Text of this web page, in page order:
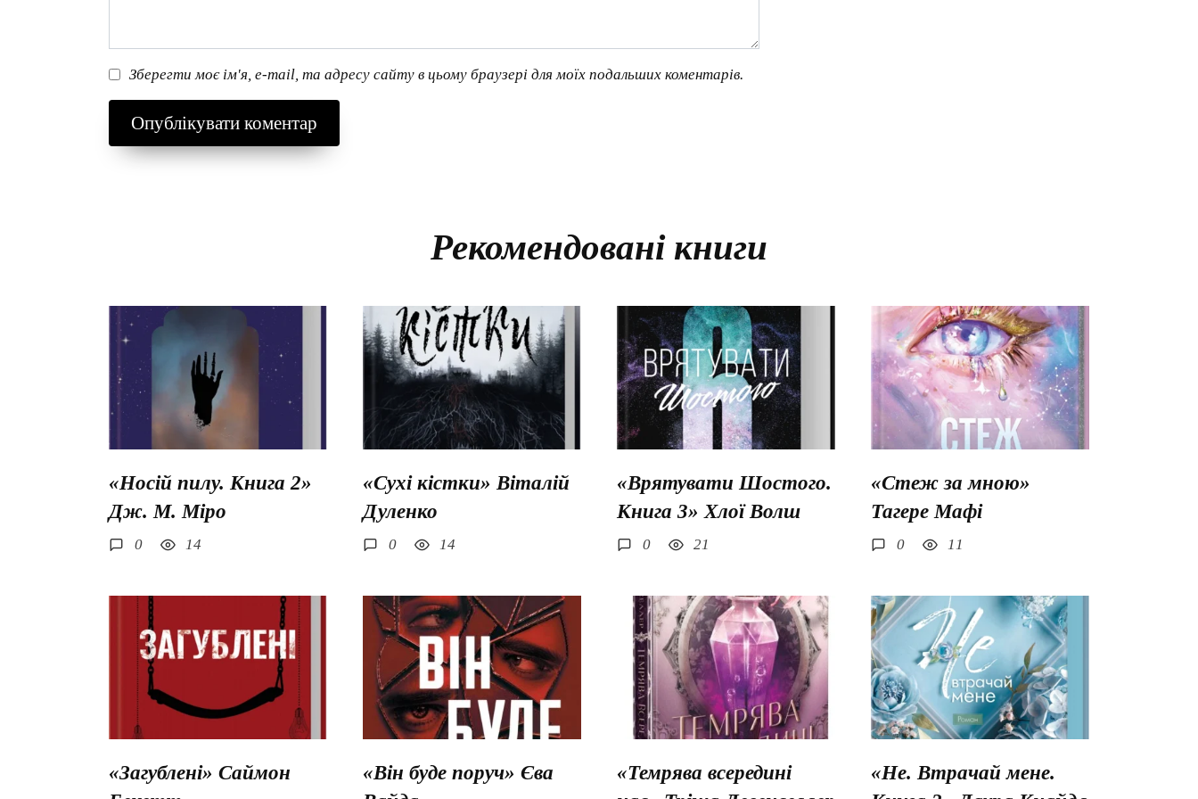
Зберегти моє ім'я, e-mail, та адресу сайту в цьому браузері для моїх подальших коментарів.
Рекомендовані книги
«Носій пилу. Книга 2»
Дж. М. Міро
0 14
«Сухі кістки» Віталій
Дуленко
0 14
«Врятувати Шостого.
Книга 3» Хлої Волш
0 21
«Стеж за мною»
Тагере Мафі
0 11
«Загублені» Саймон
«Він буде поруч» Єва
«Темрява всередині
«Не. Втрачай мене.